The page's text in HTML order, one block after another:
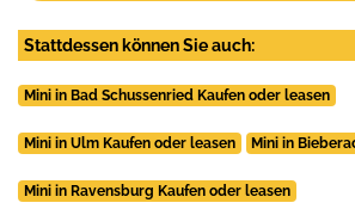
Stattdessen können Sie auch:
Mini in Bad Schussenried Kaufen oder leasen
Mini in Ulm Kaufen oder leasen Mini in
Mini in Ravensburg Kaufen oder leasen